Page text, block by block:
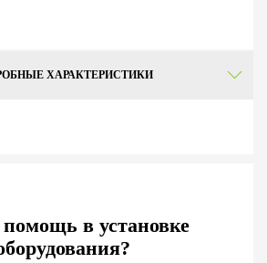
ХАРАКТЕРИСТИКИ
в установке